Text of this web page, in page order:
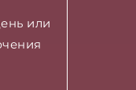
или